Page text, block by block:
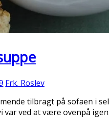
Frk. Roslev
tilbragt på sofaen i
var ved at være ovenpå